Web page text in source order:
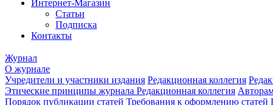
Интернет-Магазин
Статьи
Подписка
Контакты
Журнал
О журнале
Учредители и участники издания Редакционная коллегия
Этические принципы журнала Редакционная коллегия
Порядок публикации статей Требования к оформлению статей